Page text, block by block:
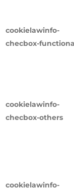
cookielawinfo-
checbox-
cookielawinfo-
checbox-others
cookielawinfo-